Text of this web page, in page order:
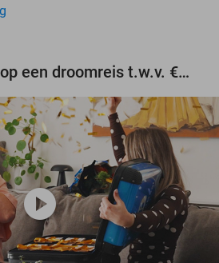
Maak gratis kans op een droomreis t.w.v. €3.000!
play_circle